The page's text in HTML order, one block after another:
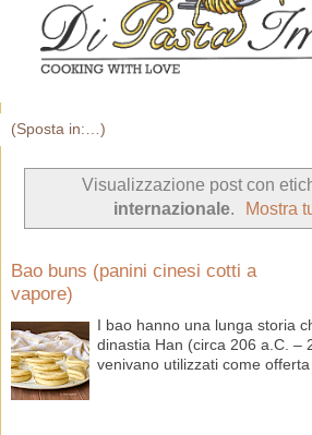
Visualizzazione post con
internazionale. Mostra
Bao buns (panini cinesi cotti a
vapore)
I bao hanno una lunga storia
dinastia Han (circa 206 a.C. –
venivano utilizzati come offerta